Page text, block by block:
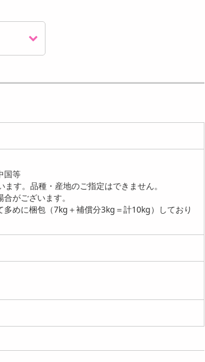
【計1kg】いくら醤油漬け
11490
【計500g】いくら醤油漬け
6440
国等
す。品種・産地のご指定はできません。
がございます。
めに梱包（7kg＋補償分3kg＝計10kg）しており